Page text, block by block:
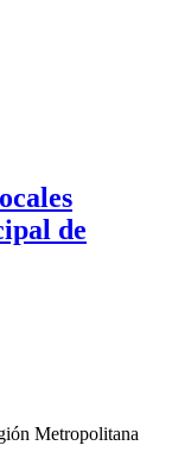
de
Metropolitana